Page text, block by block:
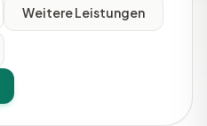
Weitere Leistungen